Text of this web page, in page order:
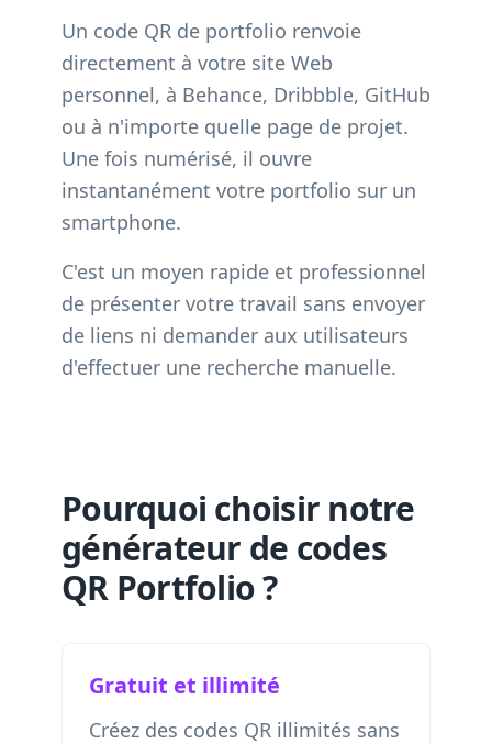
Un code QR de portfolio renvoie
directement à votre site Web
personnel, à Behance, Dribbble, GitHub
ou à n'importe quelle page de projet.
Une fois numérisé, il ouvre
instantanément votre portfolio sur un
smartphone.
C'est un moyen rapide et professionnel
de présenter votre travail sans envoyer
de liens ni demander aux utilisateurs
d'effectuer une recherche manuelle.
Pourquoi choisir notre
générateur de codes
QR Portfolio ?
Gratuit et illimité
Créez des codes QR illimités sans